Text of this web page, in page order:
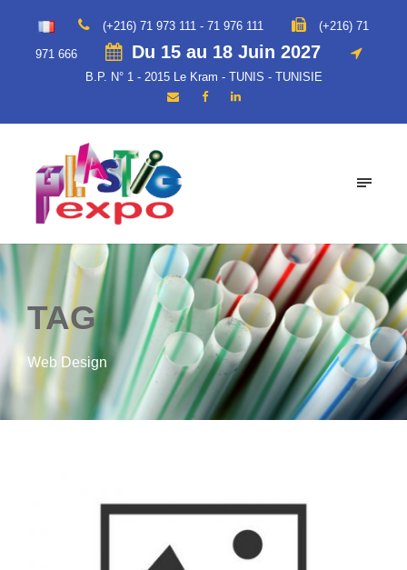
(+216) 71 973 111 - 71 976 111 (+216) 71
971 666 Du 15 au 18 Juin 2027
B.P. N° 1 - 2015 Le Kram - TUNIS - TUNISIE
TAG
Web Design